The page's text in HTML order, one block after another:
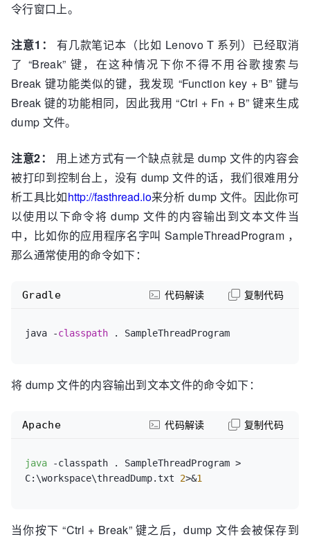
令行窗口上。
注意1：
有几款笔记本（比如 Lenovo T 系列）已经取消
了 “Break” 键，在这种情况下你不得不用谷歌搜索与
Break 键功能类似的键，我发现 “Function key + B” 键与
Break 键的功能相同，因此我用 “Ctrl + Fn + B” 键来生成
dump 文件。
注意2：
用上述方式有一个缺点就是 dump 文件的内容会
被打印到控制台上，没有 dump 文件的话，我们很难用分
析工具比如http://fasthread.io来分析 dump 文件。因此你可
以使用以下命令将 dump 文件的内容输出到文本文件当
中，比如你的应用程序名字叫 SampleThreadProgram ，
那么通常使用的命令如下：
java -classpath
Gradle 代码解读 复制代码
将 dump 文件的内容输出到文本文件的命令如下：
java -classpath . SampleThreadProgram >
C:\workspace\threadDump.txt 2>&1
Apache 代码解读 复制代码
当你按下 “Ctrl + Break” 键之后，dump 文件会被保存到